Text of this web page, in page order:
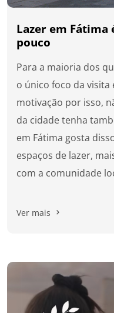
Lazer em Fátima
pouco
Para a maioria dos
o único foco da visita
motivação por isso,
da cidade tenha
em Fátima gosta
espaços de lazer,
com a comunidade
Ver mais